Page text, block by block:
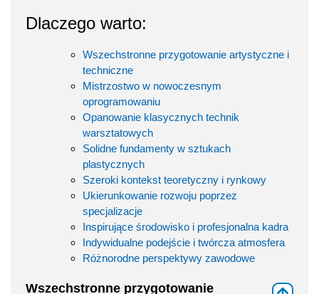
Dlaczego warto:
Wszechstronne przygotowanie artystyczne i
techniczne
Mistrzostwo w nowoczesnym
oprogramowaniu
Opanowanie klasycznych technik
warsztatowych
Solidne fundamenty w sztukach
plastycznych
Szeroki kontekst teoretyczny i rynkowy
Ukierunkowanie rozwoju poprzez
specjalizacje
Inspirujące środowisko i profesjonalna kadra
Indywidualne podejście i twórcza atmosfera
Różnorodne perspektywy zawodowe
Wszechstronne przygotowanie